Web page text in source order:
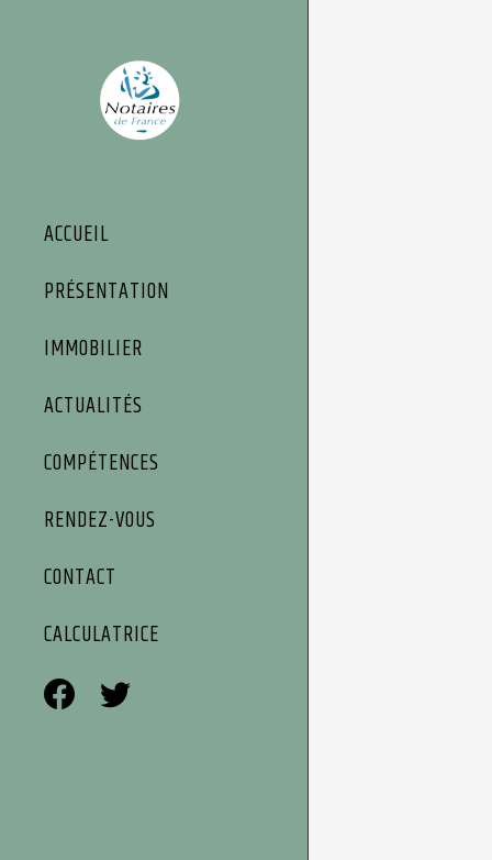
ACCUEIL
PRÉSENTATION
IMMOBILIER
ACTUALITÉS
COMPÉTENCES
RENDEZ-VOUS
CONTACT
CALCULATRICE